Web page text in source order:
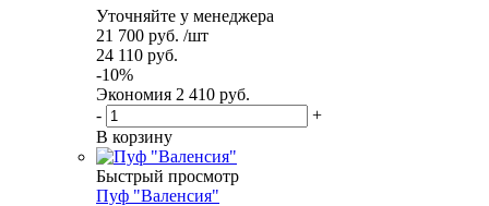
Уточняйте у менеджера
21 700 руб. /шт
24 110 руб.
-10%
Экономия 2 410 руб.
-
+
В корзину
Быстрый просмотр
Пуф "Валенсия"